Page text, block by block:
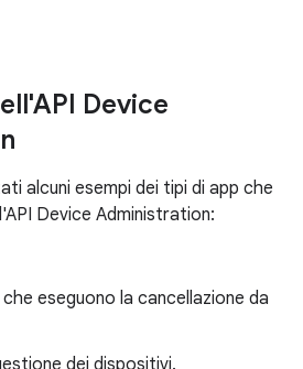
Device
alcuni esempi dei tipi di app che
Device Administration:
eseguono la cancellazione da
dei dispositivi.